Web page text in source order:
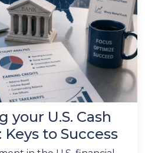
your U.S. Cash
to Success